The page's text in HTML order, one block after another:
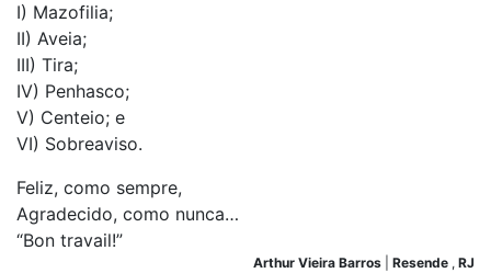
I) Mazofilia;
II) Aveia;
III) Tira;
IV) Penhasco;
V) Centeio; e
VI) Sobreaviso.
Feliz, como sempre,
Agradecido, como nunca…
“Bon travail!”
Arthur Vieira Barros Resende , RJ